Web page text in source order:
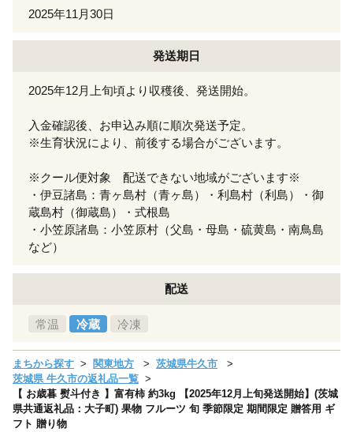
2025年11月30日
発送期日
2025年12月上旬頃より収穫後、発送開始。
入金確認後、お申込み順に順次発送予定。
※生育状況により、前後する場合がございます。
※クール便対象 配送できない地域がございます※
・伊豆諸島：青ヶ島村（青ヶ島）・利島村（利島）・御
蔵島村（御蔵島）・式根島
・小笠原諸島：小笠原村（父島・母島・硫黄島・南鳥島
など）
配送
常温 冷蔵 冷凍
まちから探す 関東地方
茨城県牛久市
茨城県 牛久市の返礼品一覧
【 お歳暮 熨斗付き 】富有柿 約3kg 【2025年12月上旬発送開始】(茨城
県共通返礼品：大子町) 果物 フルーツ 旬 季節限定 期間限定 贈答用 ギ
フト 贈り物